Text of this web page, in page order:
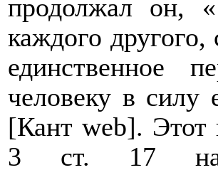
продолжал он,
каждого
единственное
человеку в силу
[Кант web]. Этот
3 ст. 17